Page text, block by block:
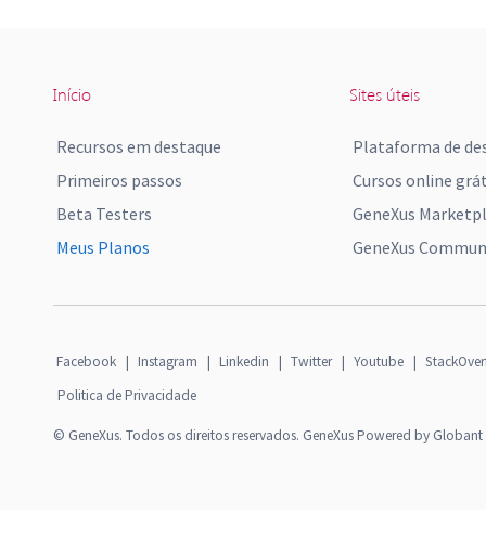
Início
Recursos em destaque
Primeiros passos
Beta Testers
Meus Planos
Sites úteis
Plataforma de
Cursos online
GeneXus
GeneXus
Facebook | Instagram | Linkedin | Twitter | Youtube |
Politica de Privacidade
© GeneXus. Todos os direitos reservados. GeneXus Powered by Globant